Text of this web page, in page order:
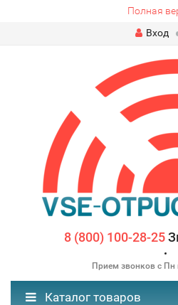
Полная
Вход
8 (800) 100-28-25
Прием звонков с Пн
Каталог товаров